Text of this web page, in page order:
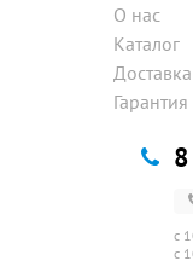
О нас
Каталог
Доставка
Гарантия
с
с